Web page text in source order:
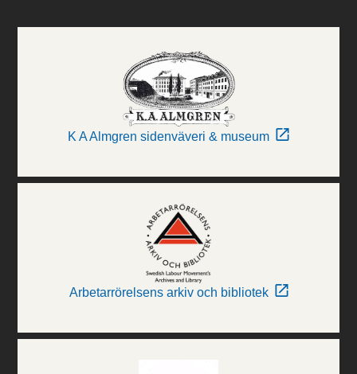
K A Almgren sidenväveri & museum
Arbetarrörelsens arkiv och bibliotek